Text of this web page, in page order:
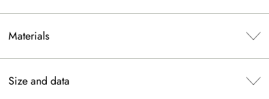
Materials
Size and data